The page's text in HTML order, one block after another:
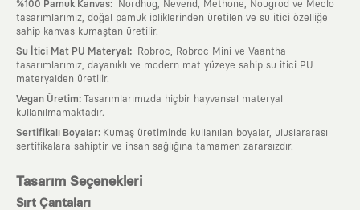
%100 Pamuk Kanvas:
Nordhug, Nevend, Methone, Nougrod ve Meclo
tasarımlarımız, doğal pamuk ipliklerinden üretilen ve su itici özelliğe
sahip kanvas kumaştan üretilir.
Su İtici Mat PU Materyal :
Robroc, Robroc Mini ve Vaantha
tasarımlarımız, dayanıklı ve modern mat yüzeye sahip su itici PU
materyalden üretilir.
Vegan Üretim: Tasarımlarımızda hiçbir hayvansal materyal
kullanılmamaktadır.
Sertifikalı Boyalar: Kumaş üretiminde kullanılan boyalar, uluslararası
sertifikalara sahiptir ve insan sağlığına tamamen zararsızdır.
Tasarım Seçenekleri
Sırt Çantaları